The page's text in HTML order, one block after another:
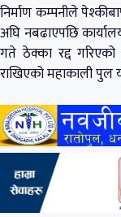
निर्माण कम्पनीले
अघि नबढाएपछि
गते ठेक्का रद्द
राखिएको महाकाली पुल